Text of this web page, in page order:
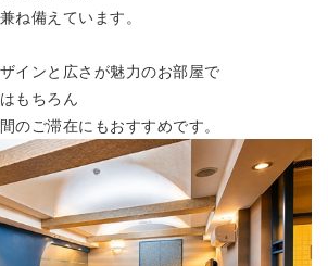
ね備えています。
インと広さが魅力のお部屋で
もちろん
のご滞在にもおすすめです。